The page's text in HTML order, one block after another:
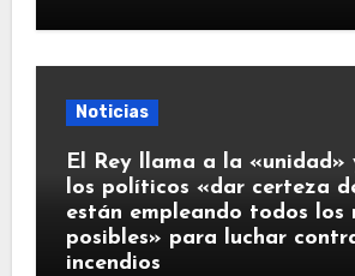
Noticias
El Rey llama a la «unidad»
los políticos «dar certeza
están empleando todos los
posibles» para luchar
incendios